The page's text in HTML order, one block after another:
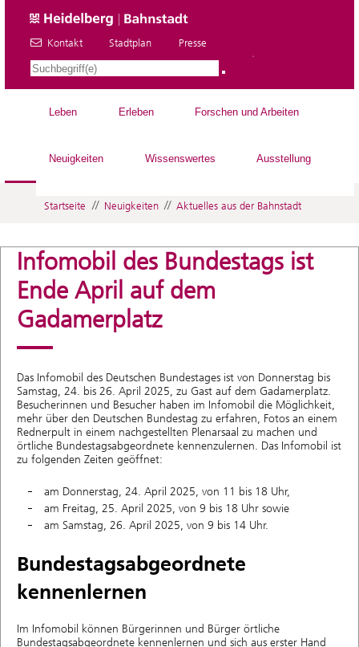
Kontakt Stadtplan Presse
Leben Erleben Forschen und Arbeiten
Neuigkeiten Wissenswertes Ausstellung
Startseite // Neuigkeiten // Aktuelles aus der Bahnstadt
Infomobil des Bundestags ist
Ende April auf dem
Gadamerplatz
Das Infomobil des Deutschen Bundestages ist von Donnerstag bis
Samstag, 24. bis 26. April 2025, zu Gast auf dem Gadamerplatz.
Besucherinnen und Besucher haben im Infomobil die Möglichkeit,
mehr über den Deutschen Bundestag zu erfahren, Fotos an einem
Rednerpult in einem nachgestellten Plenarsaal zu machen und
örtliche Bundestagsabgeordnete kennenzulernen. Das Infomobil ist
zu folgenden Zeiten geöffnet:
am Donnerstag, 24. April 2025, von 11 bis 18 Uhr,
am Freitag, 25. April 2025, von 9 bis 18 Uhr sowie
am Samstag, 26. April 2025, von 9 bis 14 Uhr.
Bundestagsabgeordnete
kennenlernen
Im Infomobil können Bürgerinnen und Bürger örtliche
Bundestagsabgeordnete kennenlernen und sich aus erster Hand